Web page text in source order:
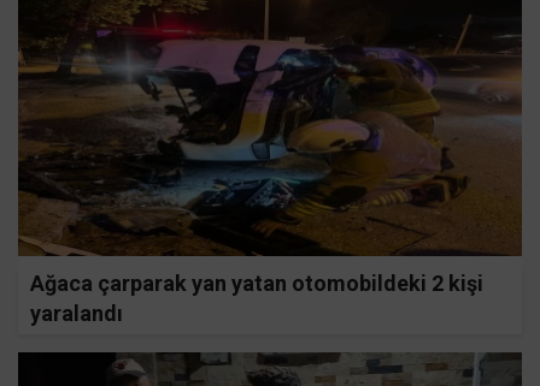
Ağaca çarparak yan yatan otomobildeki 2 kişi
yaralandı